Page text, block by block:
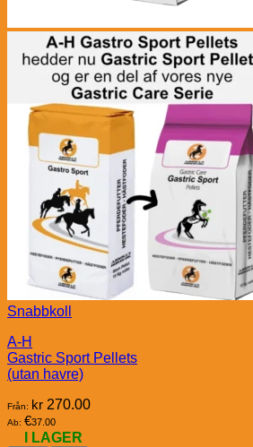
Snabbkoll
A-H
Gastric Sport Pellets
(utan havre)
Från: kr 270.00
Ab: €37.00
I LAGER